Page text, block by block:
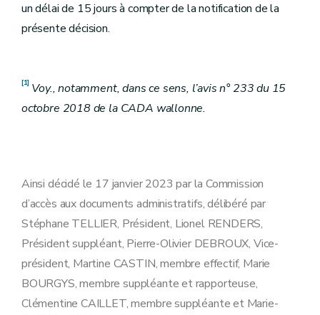
un délai de 15 jours à compter de la notification de la
présente décision.
[1] Voy., notamment, dans ce sens, l’avis n° 233 du 15
octobre 2018 de la CADA wallonne.
Ainsi décidé le 17 janvier 2023 par la Commission
d’accès aux documents administratifs, délibéré par
Stéphane TELLIER, Président, Lionel RENDERS,
Président suppléant, Pierre-Olivier DEBROUX, Vice-
président, Martine CASTIN, membre effectif, Marie
BOURGYS, membre suppléante et rapporteuse,
Clémentine CAILLET, membre suppléante et Marie-